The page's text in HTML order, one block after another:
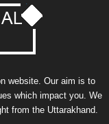
website. Our aim is to
which impact you. We
from the Uttarakhand.